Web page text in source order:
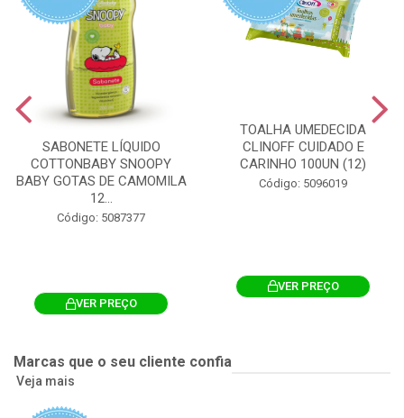
SABONETE LÍQUIDO
COTTONBABY SNOOPY
BABY GOTAS DE CAMOMILA
12...
Código: 5087377
VER PREÇO
TOALHA UMEDECIDA
CLINOFF CUIDADO E
CARINHO 100UN (12)
Código: 5096019
VER PREÇO
Marcas que o seu cliente confia
Veja mais